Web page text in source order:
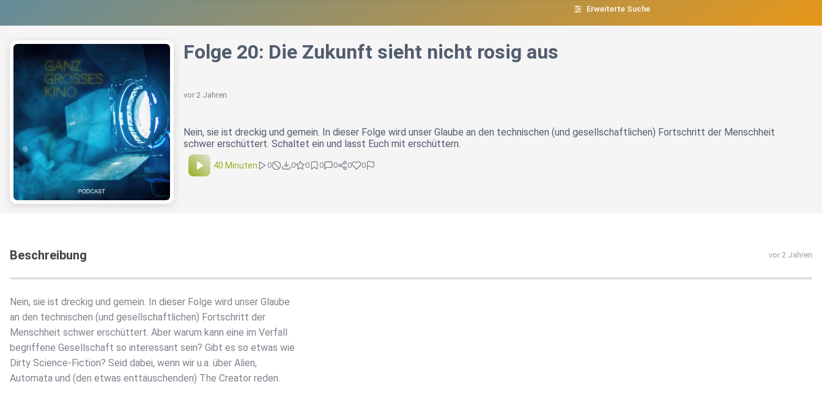
Erweiterte Suche
Folge 20: Die Zukunft sieht nicht rosig aus
vor 2 Jahren
Nein, sie ist dreckig und gemein. In dieser Folge wird unser Glaube an den technischen (und gesellschaftlichen) Fortschritt der Menschheit
schwer erschüttert. Schaltet ein und lasst Euch mit erschüttern.
40 Minuten 0 0 0 0 0 0 0
Beschreibung vor 2 Jahren
Nein, sie ist dreckig und gemein. In dieser Folge wird unser Glaube
an den technischen (und gesellschaftlichen) Fortschritt der
Menschheit schwer erschüttert. Aber warum kann eine im Verfall
begriffene Gesellschaft so interessant sein? Gibt es so etwas wie
Dirty Science-Fiction? Seid dabei, wenn wir u.a. über Alien,
Automata und (den etwas enttäuschenden) The Creator reden.